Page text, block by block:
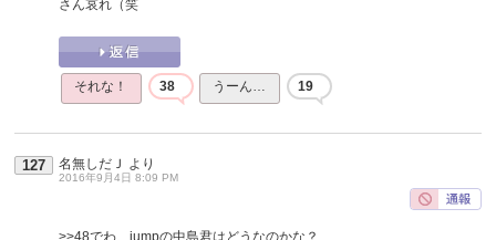
さん哀れ（笑
それな！ 38 うーん… 19
127 名無しだＪ より
2016年9月4日 8:09 PM
>>48でわ、jumpの中島君はどうなのかな？